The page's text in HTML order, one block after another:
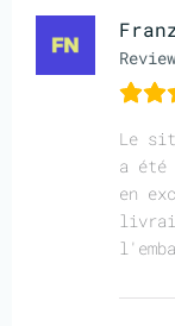
Le
a été
en